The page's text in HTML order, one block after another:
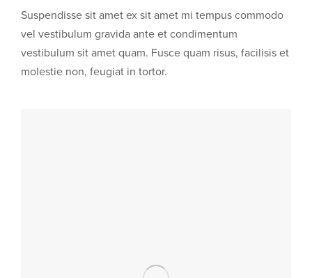
Suspendisse sit amet ex sit amet mi tempus commodo
vel vestibulum gravida ante et condimentum
vestibulum sit amet quam. Fusce quam risus, facilisis et
molestie non, feugiat in tortor.